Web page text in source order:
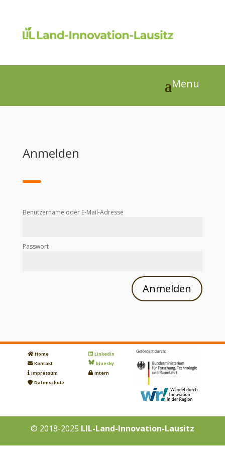
Anmelden
Benutzername oder E-Mail-Adresse
Passwort
Home
Kontakt
Impressum
Datenschutz
LinkedIn
bluesky
Intern
© 2018-2025 LIL-Land-Innovation-Lausitz